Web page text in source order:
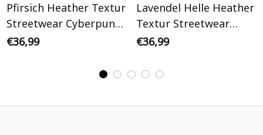
Pfirsich Heather Textur
Streetwear Cyberpunk
Personalisiertes Varsity
€36,99
Lavendel Helle Heather
Textur Streetwear
Cyberpunk
College Jacke
€36,99